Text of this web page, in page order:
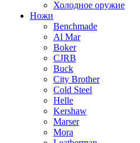
Холодное оружие
Ножи
Benchmade
Al Mar
Boker
CJRB
Buck
City Brother
Cold Steel
Helle
Kershaw
Marser
Mora